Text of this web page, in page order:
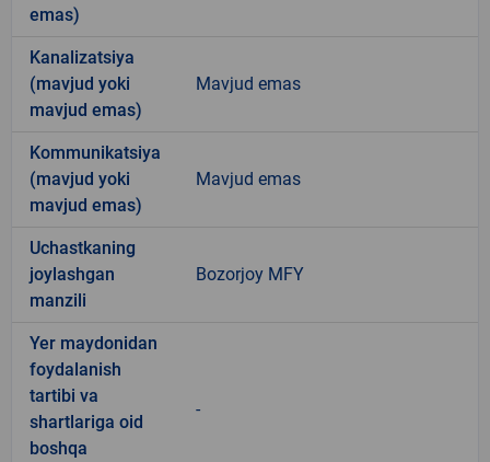
emas)
Kanalizatsiya
(mavjud yoki
mavjud emas)
Mavjud emas
Kommunikatsiya
(mavjud yoki
mavjud emas)
Mavjud emas
Uchastkaning
joylashgan
manzili
Bozorjoy MFY
Yer maydonidan
foydalanish
tartibi va
shartlariga oid
boshqa
-